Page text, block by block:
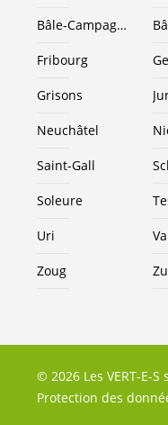
Bâle-Campagne
Fribourg
Grisons
Neuchâtel
Saint-Gall
Soleure
Uri
Zoug
© 2026 Les VERT-E-S
Protection des